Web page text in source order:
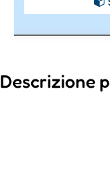
Descrizione